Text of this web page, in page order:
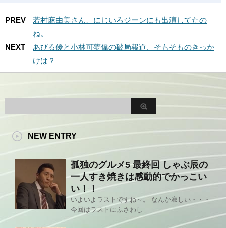
PREV
若村麻由美さん、にじいろジーンにも出演してたの
ね。
NEXT
あびる優と小林可夢偉の破局報道、そもそものきっか
けは？
NEW ENTRY
孤独のグルメ5 最終回 しゃぶ辰の
一人すき焼きは感動的でかっこい
い！！
いよいよラストですね～。 なんか寂しい・・・
今回はラストにふさわし